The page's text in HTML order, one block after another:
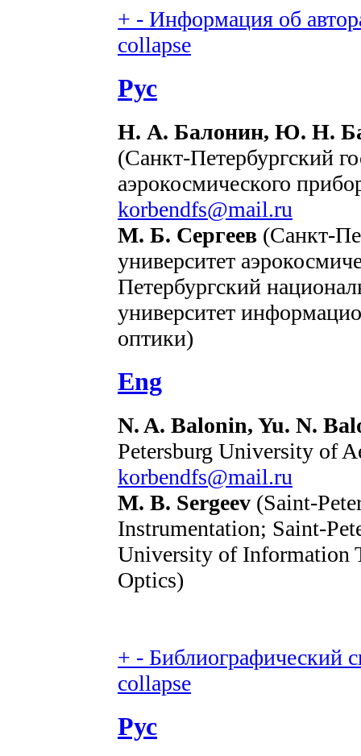
+ - Информация об
collapse
Рус
Н. А. Балонин, Ю. Н.
(Санкт-Петербургский
аэрокосмического
korbendfs@mail.ru
М. Б. Сергеев (Санкт-
университет
Петербургский
университет
оптики)
Eng
N. A. Balonin, Yu. N.
Petersburg University of
korbendfs@mail.ru
M. B. Sergeev (Saint-
Instrumentation; Saint-
University of Information
Optics)
+ - Библиографический
collapse
Рус